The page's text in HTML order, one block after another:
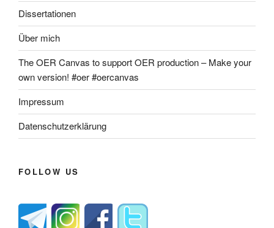
Dissertationen
Über mich
The OER Canvas to support OER production – Make your
own version! #oer #oercanvas
Impressum
Datenschutzerklärung
FOLLOW US